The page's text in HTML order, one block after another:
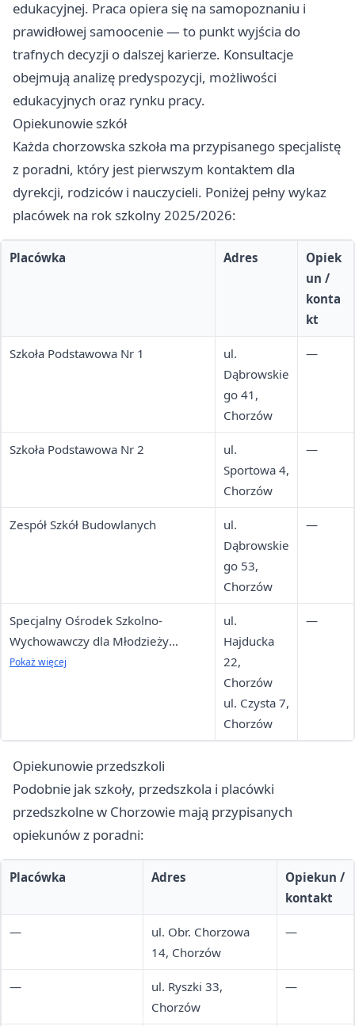
edukacyjnej. Praca opiera się na samopoznaniu i
prawidłowej samoocenie — to punkt wyjścia do
trafnych decyzji o dalszej karierze. Konsultacje
obejmują analizę predyspozycji, możliwości
edukacyjnych oraz rynku pracy.
Opiekunowie szkół
Każda chorzowska szkoła ma przypisanego specjalistę
z poradni, który jest pierwszym kontaktem dla
dyrekcji, rodziców i nauczycieli. Poniżej pełny wykaz
placówek na rok szkolny 2025/2026:
Placówka Adres
Opiek
un /
konta
kt
Szkoła Podstawowa Nr 1
ul.
Dąbrowskie
go 41,
Chorzów
—
Szkoła Podstawowa Nr 2
ul.
Sportowa 4,
Chorzów
—
Zespół Szkół Budowlanych
ul.
Dąbrowskie
go 53,
Chorzów
—
Specjalny Ośrodek Szkolno-
Wychowawczy dla Młodzieży
Niewidomej i Słabowidzącej
Pokaż więcej
ul.
Hajducka
22,
Chorzów
ul. Czysta 7,
Chorzów
—
Opiekunowie przedszkoli
Podobnie jak szkoły, przedszkola i placówki
przedszkolne w Chorzowie mają przypisanych
opiekunów z poradni:
Placówka Adres
Opiekun /
kontakt
—
ul. Obr. Chorzowa
14, Chorzów
—
—
ul. Ryszki 33,
Chorzów
—